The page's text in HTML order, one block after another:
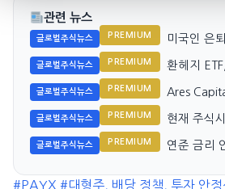
관련 뉴스
글로벌주식뉴스 PREMIUM
미국인 은
글로벌주식뉴스 PREMIUM
환헤지
글로벌주식뉴스 PREMIUM
Ares
글로벌주식뉴스 PREMIUM
현재 주식
글로벌주식뉴스 PREMIUM
연준 금리
#PAYX #대형주, 배당 정책, 투자 안정